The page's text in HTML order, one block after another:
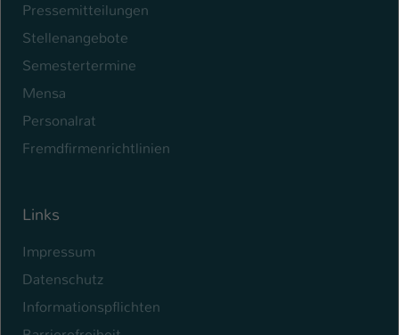
Pressemitteilungen
Stellenangebote
Semestertermine
Mensa
Personalrat
Fremdfirmenrichtlinien
Links
Impressum
Datenschutz
Informationspflichten